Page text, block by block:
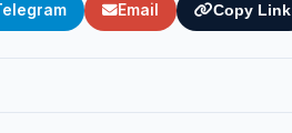
Email Copy Link